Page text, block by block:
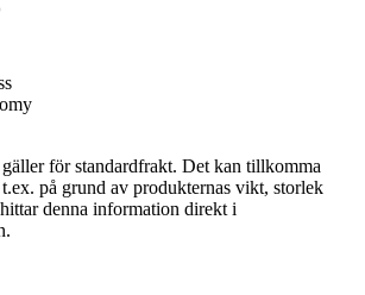
för standardfrakt. Det kan tillkomma
på grund av produkternas vikt, storlek
denna information direkt i